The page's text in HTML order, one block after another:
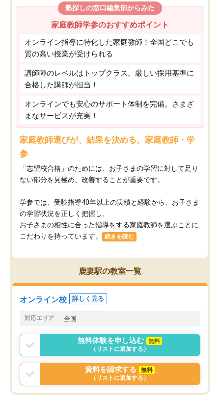
塾探しの窓口編集部からみた
家庭教師学参のおすすめポイント
オンライン指導に特化した家庭教師！全国どこでも
質の高い授業が受けられる
講師陣のレベルはトップクラス。厳しい採用基準に
合格した講師が担当！
オンラインでも安心のサポート体制を完備。さまざ
まなサービスが充実！
家庭教師選びが、結果を決める。家庭教師・学
参
「志望校合格」のためには、お子さまの学習に対して足り
ない部分を見極め、改善することが重要です。
学参では、受験指導40年以上の実績と経験から、お子さま
の学習状況を正しく把握し、
お子さまの相性に合った指導をする家庭教師を選ぶことに
こだわりを持っています。
続きを読む
鹿妻駅の教室一覧
オンライン校 詳しく見る
対応エリア 全国
無料体験を申し込む
無料
（リストに追加する）
資料を請求する
無料
（リストに追加する）